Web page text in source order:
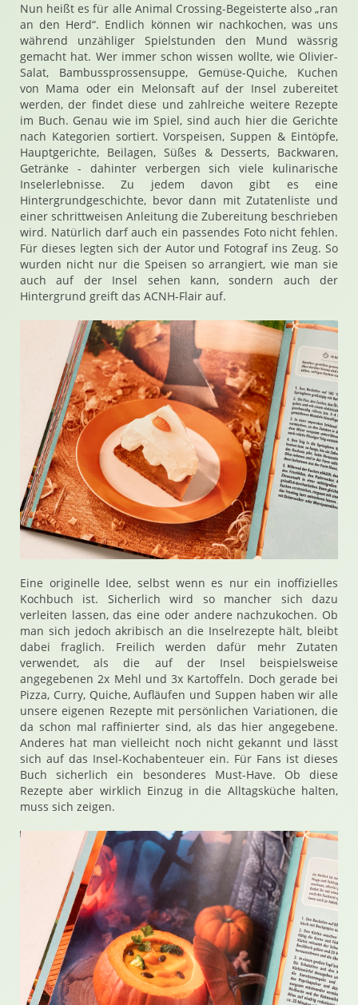
Nun heißt es für alle Animal Crossing-Begeisterte also „ran
an den Herd“. Endlich können wir nachkochen, was uns
während unzähliger Spielstunden den Mund wässrig
gemacht hat. Wer immer schon wissen wollte, wie Olivier-
Salat, Bambussprossensuppe, Gemüse-Quiche, Kuchen
von Mama oder ein Melonsaft auf der Insel zubereitet
werden, der findet diese und zahlreiche weitere Rezepte
im Buch. Genau wie im Spiel, sind auch hier die Gerichte
nach Kategorien sortiert. Vorspeisen, Suppen & Eintöpfe,
Hauptgerichte, Beilagen, Süßes & Desserts, Backwaren,
Getränke - dahinter verbergen sich viele kulinarische
Inselerlebnisse. Zu jedem davon gibt es eine
Hintergrundgeschichte, bevor dann mit Zutatenliste und
einer schrittweisen Anleitung die Zubereitung beschrieben
wird. Natürlich darf auch ein passendes Foto nicht fehlen.
Für dieses legten sich der Autor und Fotograf ins Zeug. So
wurden nicht nur die Speisen so arrangiert, wie man sie
auch auf der Insel sehen kann, sondern auch der
Hintergrund greift das ACNH-Flair auf.
Eine originelle Idee, selbst wenn es nur ein inoffizielles
Kochbuch ist. Sicherlich wird so mancher sich dazu
verleiten lassen, das eine oder andere nachzukochen. Ob
man sich jedoch akribisch an die Inselrezepte hält, bleibt
dabei fraglich. Freilich werden dafür mehr Zutaten
verwendet, als die auf der Insel beispielsweise
angegebenen 2x Mehl und 3x Kartoffeln. Doch gerade bei
Pizza, Curry, Quiche, Aufläufen und Suppen haben wir alle
unsere eigenen Rezepte mit persönlichen Variationen, die
da schon mal raffinierter sind, als das hier angegebene.
Anderes hat man vielleicht noch nicht gekannt und lässt
sich auf das Insel-Kochabenteuer ein. Für Fans ist dieses
Buch sicherlich ein besonderes Must-Have. Ob diese
Rezepte aber wirklich Einzug in die Alltagsküche halten,
muss sich zeigen.